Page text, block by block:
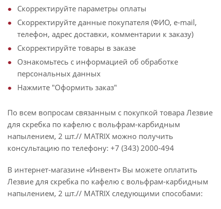
Скорректируйте параметры оплаты
Скорректируйте данные покупателя (ФИО, e-mail,
телефон, адрес доставки, комментарии к заказу)
Скорректируйте товары в заказе
Ознакомьтесь с информацией об обработке
персональных данных
Нажмите "Оформить заказ"
По всем вопросам связанным с покупкой товара Лезвие
для скребка по кафелю с вольфрам-карбидным
напылением, 2 шт.// MATRIX можно получить
консультацию по телефону: +7 (343) 2000-494
В интернет-магазине «Инвент» Вы можете оплатить
Лезвие для скребка по кафелю с вольфрам-карбидным
напылением, 2 шт.// MATRIX следующими способами: